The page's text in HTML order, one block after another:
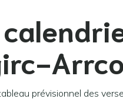
prévisionnel des